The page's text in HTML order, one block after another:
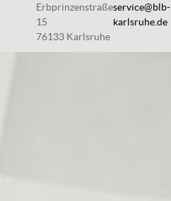
Erbprinzenstraße
15
76133 Karlsruhe
service@blb-
karlsruhe.de